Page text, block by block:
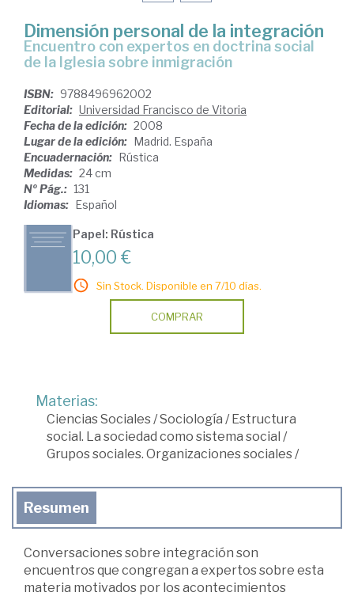
Dimensión personal de la integración
encuentro con expertos en doctrina social
de la Iglesia sobre inmigración
ISBN: 9788496962002
Editorial: Universidad Francisco de Vitoria
Fecha de la edición: 2008
Lugar de la edición: Madrid. España
Encuadernación: Rústica
Medidas: 24 cm
Nº Pág.: 131
Idiomas: Español
Papel: Rústica
10,00 €
Sin Stock. Disponible en 7/10 días.
COMPRAR
Materias:
Ciencias Sociales/Sociología /Estructura
social. La sociedad como sistema social /
Grupos sociales. Organizaciones sociales/
Resumen
Conversaciones sobre integración son
encuentros que congregan a expertos sobre esta
materia motivados por los acontecimientos